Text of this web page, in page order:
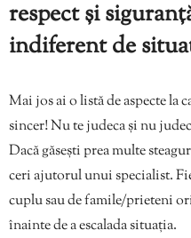
respect și
indiferent de
Mai jos ai o listă de aspecte la
sincer! Nu te judeca și nu
Dacă găsești prea multe
ceri ajutorul unui specialist.
cuplu sau de famile/prieteni
înainte de a escalada situația.